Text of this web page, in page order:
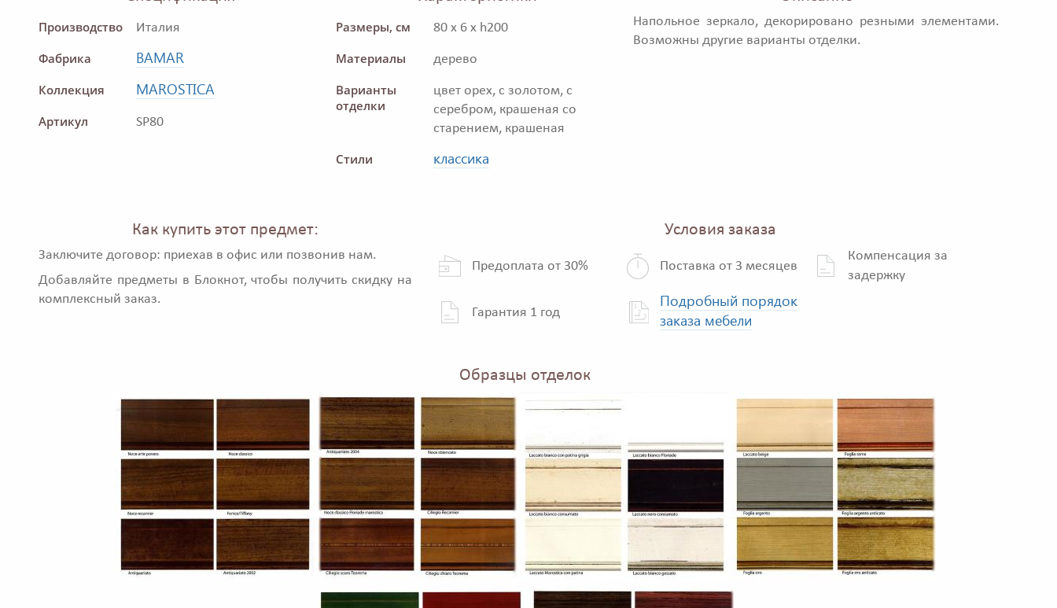
Производство Италия
Фабрика BAMAR
Коллекция MAROSTICA
Артикул SP80
Размеры, см 80 x 6 x h200
Материалы дерево
Варианты
отделки
цвет орех, с золотом, с
серебром, крашеная со
старением, крашеная
Стили классика
Напольное зеркало, декорировано резными элементами.
Возможны другие варианты отделки.
Как купить этот предмет:
Заключите договор: приехав в офис или позвонив нам.
Добавляйте предметы в Блокнот, чтобы получить скидку на
комплексный заказ.
Условия заказа
Предоплата от 30% Поставка от 3 месяцев
Компенсация за
задержку
Гарантия 1 год
Подробный порядок
заказа мебели
Образцы отделок